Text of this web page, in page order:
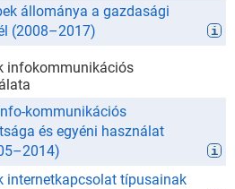
állománya a gazdasági
(2008–2017)
infokommunikációs
kommunikációs
és egyéni használat
–2014)
internetkapcsolat típusainak